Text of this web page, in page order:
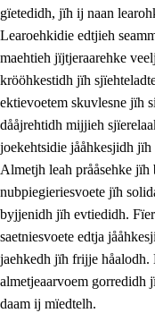
gïetedidh, jïh ij naan
Learoehkidie edtjieh
maehtieh jïjtjeraarehke
krööhkestidh jïh
ektievoetem skuvlesne jïh
dååjrehtidh mijjieh
joekehtsidie jååhkesjidh jïh
Almetjh leah prååsehke jïh
nubpiegieriesvoete jïh
byjjenidh jïh evtiedidh.
saetniesvoete edtja
jaehkedh jïh frijje håalodh.
almetjeaarvoem gorredidh
daam ij mïedtelh.